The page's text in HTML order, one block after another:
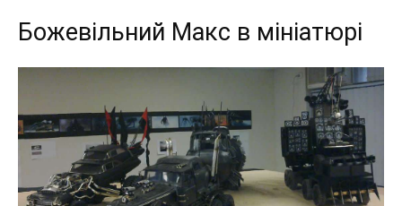
Божевільний Макс в мініатюрі